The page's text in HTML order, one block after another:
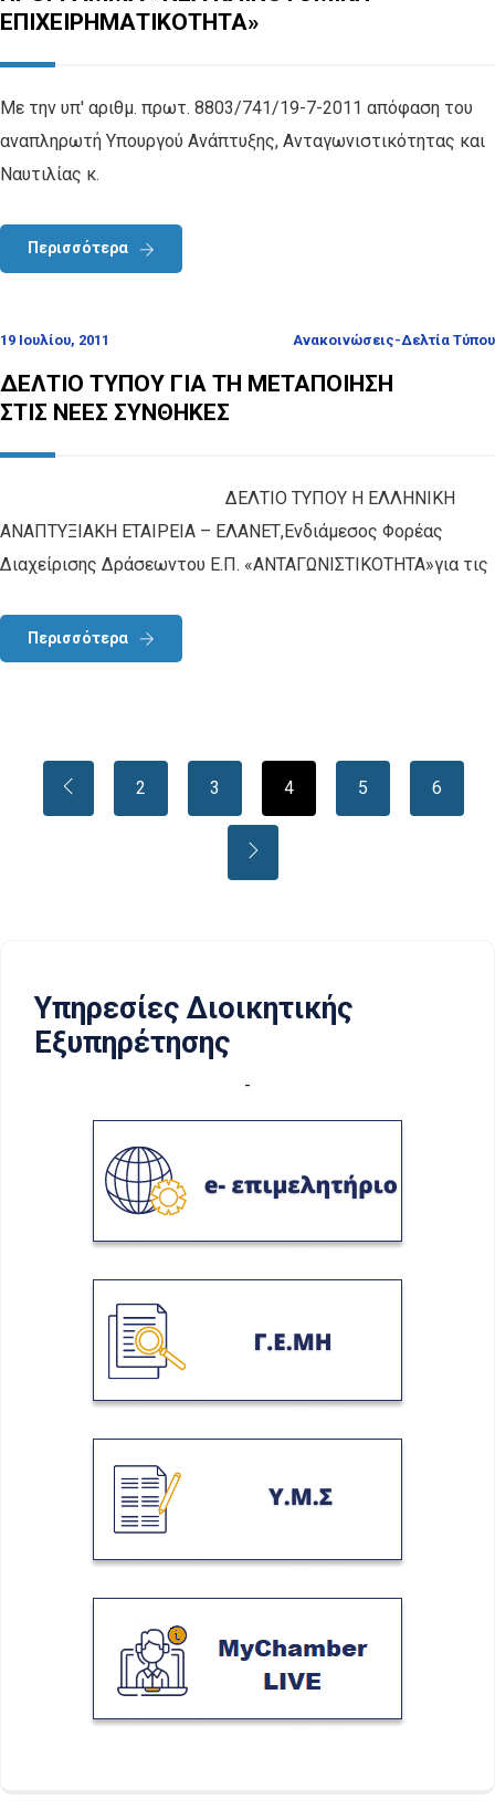
ΕΠΙΧΕΙΡΗΜΑΤΙΚΟΤΗΤΑ»
Με την υπ' αριθμ. πρωτ. 8803/741/19-7-2011 απόφαση του
αναπληρωτή Υπουργού Ανάπτυξης, Ανταγωνιστικότητας και
Ναυτιλίας κ.
Περισσότερα
19 Ιουλίου, 2011 Ανακοινώσεις-Δελτία Τύπου
ΔΕΛΤΙΟ ΤΥΠΟΥ ΓΙΑ ΤΗ ΜΕΤΑΠΟΙΗΣΗ
ΣΤΙΣ ΝΕΕΣ ΣΥΝΘΗΚΕΣ
ΔΕΛΤΙΟ ΤΥΠΟΥ Η ΕΛΛΗΝΙΚΗ
ΑΝΑΠΤΥΞΙΑΚΗ ΕΤΑΙΡΕΙΑ – ΕΛΑΝΕΤ,Ενδιάμεσος Φορέας
Διαχείρισης Δράσεωντου Ε.Π. «ΑΝΤΑΓΩΝΙΣΤΙΚΟΤΗΤΑ»για τις
Περισσότερα
2 3 4 5 6
Υπηρεσίες Διοικητικής
Εξυπηρέτησης
-